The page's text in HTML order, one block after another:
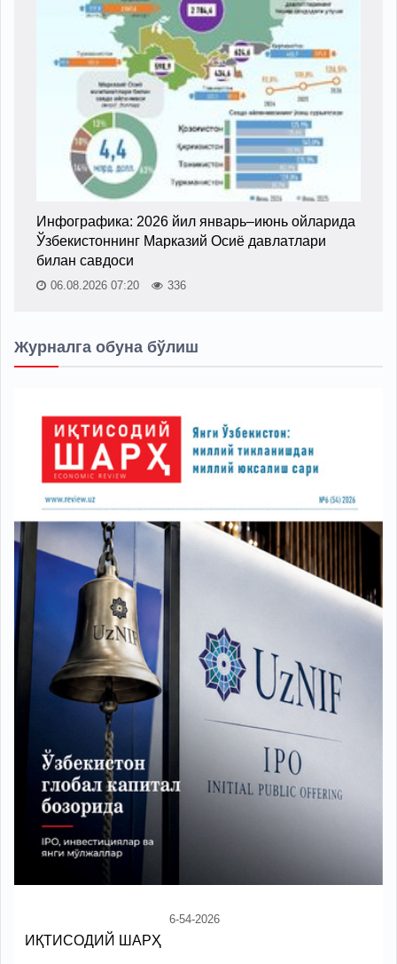
Инфографика: 2026 йил январь–июнь ойларида
Ўзбекистоннинг Марказий Осиё давлатлари
билан савдоси
06.08.2026 07:20 336
Журналга обуна бўлиш
6-54-2026
ИҚТИСОДИЙ ШАРҲ